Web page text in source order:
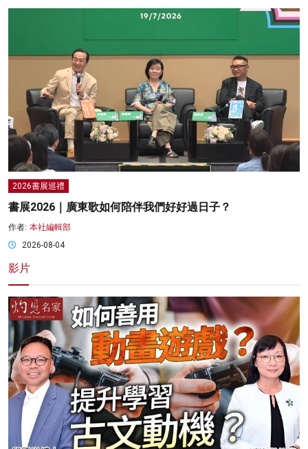
2026書展巡禮
書展2026｜廣東歌如何陪伴我們好好過日子？
作者: 本社編輯部
2026-08-04
影片